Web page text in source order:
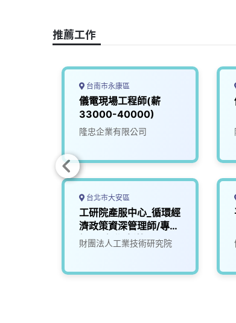
k
推薦工作
台南市永康區
儀電現場工程師(薪
33000-40000)
隆忠企業有限公司
台北市大安區
工研院產服中心_循環經
濟政策資深管理師/專案
經理_台北/新竹(X100)
財團法人工業技術研究院